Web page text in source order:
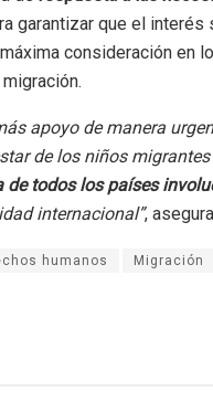
garantizar que el interés
consideración en
apoyo de manera
de los niños
de todos los países
internacional”,
humanos Migración